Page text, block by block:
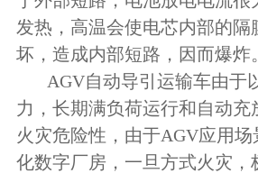
发热，高温会使电芯内部的隔
坏，造成内部短路，因而爆炸。
AGV自动导引运输车由于
力，长期满负荷运行和自动充
火灾危险性，由于AGV应用
化数字厂房，一旦方式火灾，